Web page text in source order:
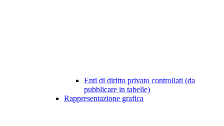
Enti di diritto privato controllati (da
pubblicare in tabelle)
Rappresentazione grafica